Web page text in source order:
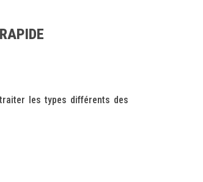
traiter les types différents des